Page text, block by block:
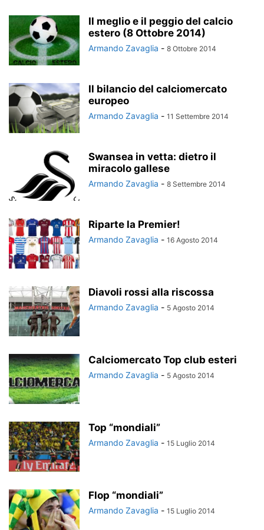
Il meglio e il peggio del calcio
estero (8 Ottobre 2014)
Armando Zavaglia - 8 Ottobre 2014
Il bilancio del calciomercato
europeo
Armando Zavaglia - 11 Settembre 2014
Swansea in vetta: dietro il
miracolo gallese
Armando Zavaglia - 8 Settembre 2014
Riparte la Premier!
Armando Zavaglia - 16 Agosto 2014
Diavoli rossi alla riscossa
Armando Zavaglia - 5 Agosto 2014
Calciomercato Top club esteri
Armando Zavaglia - 5 Agosto 2014
Top “mondiali”
Armando Zavaglia - 15 Luglio 2014
Flop “mondiali”
Armando Zavaglia - 15 Luglio 2014